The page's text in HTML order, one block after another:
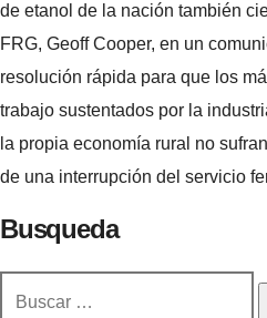
de etanol de la nación también
FRG, Geoff Cooper, en un
resolución rápida para que los
trabajo sustentados por la
la propia economía rural no
de una interrupción del servicio
Busqueda